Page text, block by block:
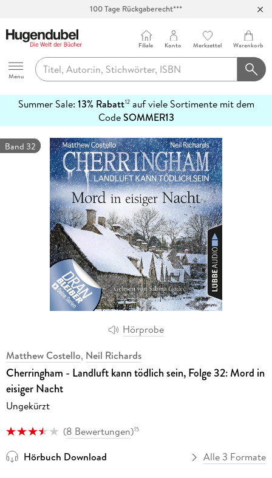
Hugendubel
Menu
Filiale Konto Merkzettel Warenkorb
Summer Sale: 13% Rabatt12auf viele Sortimente mit dem
CodeSOMMER13
erfahren
Hörprobe
Band 32
Matthew Costello, Neil Richards
Cherringham - Landluft kann tödlich sein, Folge 32: Mord in
eisiger Nacht
Ungekürzt
(8 Bewertungen)15
Hörbuch Download Alle 3 Formate